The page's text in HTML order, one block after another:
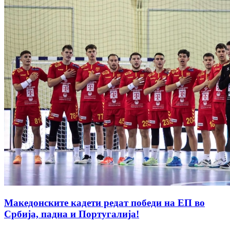
Македонските кадети редат победи на ЕП во
Србија, падна и Португалија!